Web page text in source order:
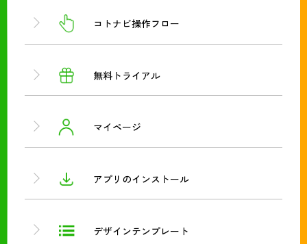
コトナビ操作フロー
無料トライアル
マイページ
アプリのインストール
デザインテンプレート